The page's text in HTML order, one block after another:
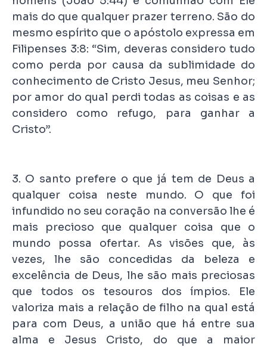
mais do que qualquer prazer terreno. São do
mesmo espírito que o apóstolo expressa em
Filipenses 3:8: “Sim, deveras considero tudo
como perda por causa da sublimidade do
conhecimento de Cristo Jesus, meu Senhor;
por amor do qual perdi todas as coisas e as
considero como refugo, para ganhar a
Cristo”.
3. O santo prefere o que já tem de Deus a
qualquer coisa neste mundo. O que foi
infundido no seu coração na conversão lhe é
mais precioso que qualquer coisa que o
mundo possa ofertar. As visões que, às
vezes, lhe são concedidas da beleza e
excelência de Deus, lhe são mais preciosas
que todos os tesouros dos ímpios. Ele
valoriza mais a relação de filho na qual está
para com Deus, a união que há entre sua
alma e Jesus Cristo, do que a maior